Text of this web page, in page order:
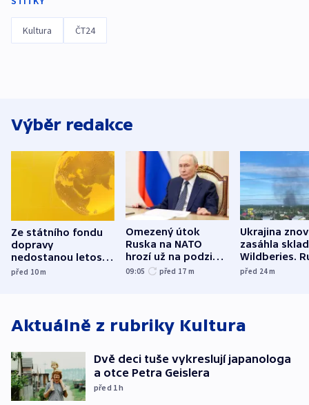
Kultura ČT24
Výběr redakce
Ze státního fondu
dopravy
nedostanou letos
kraje na silnice ani
před 10m
Omezený útok
Ruska na NATO
hrozí už na podzim,
varují tajné služby
09:05 před 17 m
Ukrajina
zasáhla
Wildberies.
útočili v
před 24m
Aktuálně z rubriky Kultura
Dvě deci tuše vykreslují japanologa
a otce Petra Geislera
před 1h